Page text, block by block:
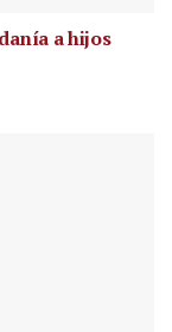
a hijos